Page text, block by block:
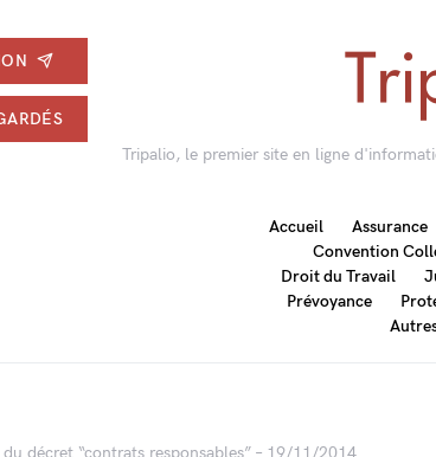
Tripalio, le premier site en ligne
Accueil Assurance
Convention
Droit du Travail
Prévoyance
décret “contrats responsables” – 19/11/2014